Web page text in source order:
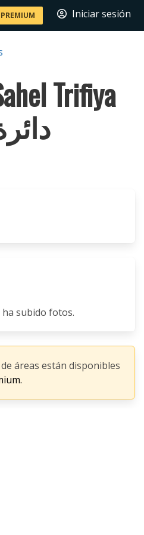
Iniciar sesión
Trifiya
ha subido fotos.
áreas están disponibles